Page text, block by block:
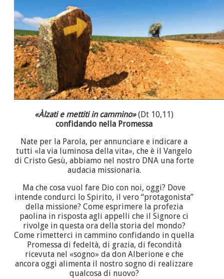
«Àlzati e mettiti in cammino»(Dt 10,11)
confidando nella Promessa
Nate per la Parola, per annunciare e indicare a
tutti «la via luminosa della vita», che è il Vangelo
di Cristo Gesù, abbiamo nel nostro DNA una forte
audacia missionaria.
Ma che cosa vuol fare Dio con noi, oggi? Dove
intende condurci lo Spirito, il vero “protagonista”
della missione? Come esprimere la profezia
paolina in risposta agli appelli che il Signore ci
rivolge in questa ora della storia del mondo?
Come rimetterci in cammino confidando in quella
Promessa di fedeltà, di grazia, di fecondità
ricevuta nel «sogno» da don Alberione e che
ancora oggi alimenta il nostro sogno di realizzare
qualcosa di nuovo?